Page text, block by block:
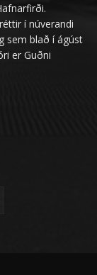
í núverandi
sem blað í ágúst
er Guðni